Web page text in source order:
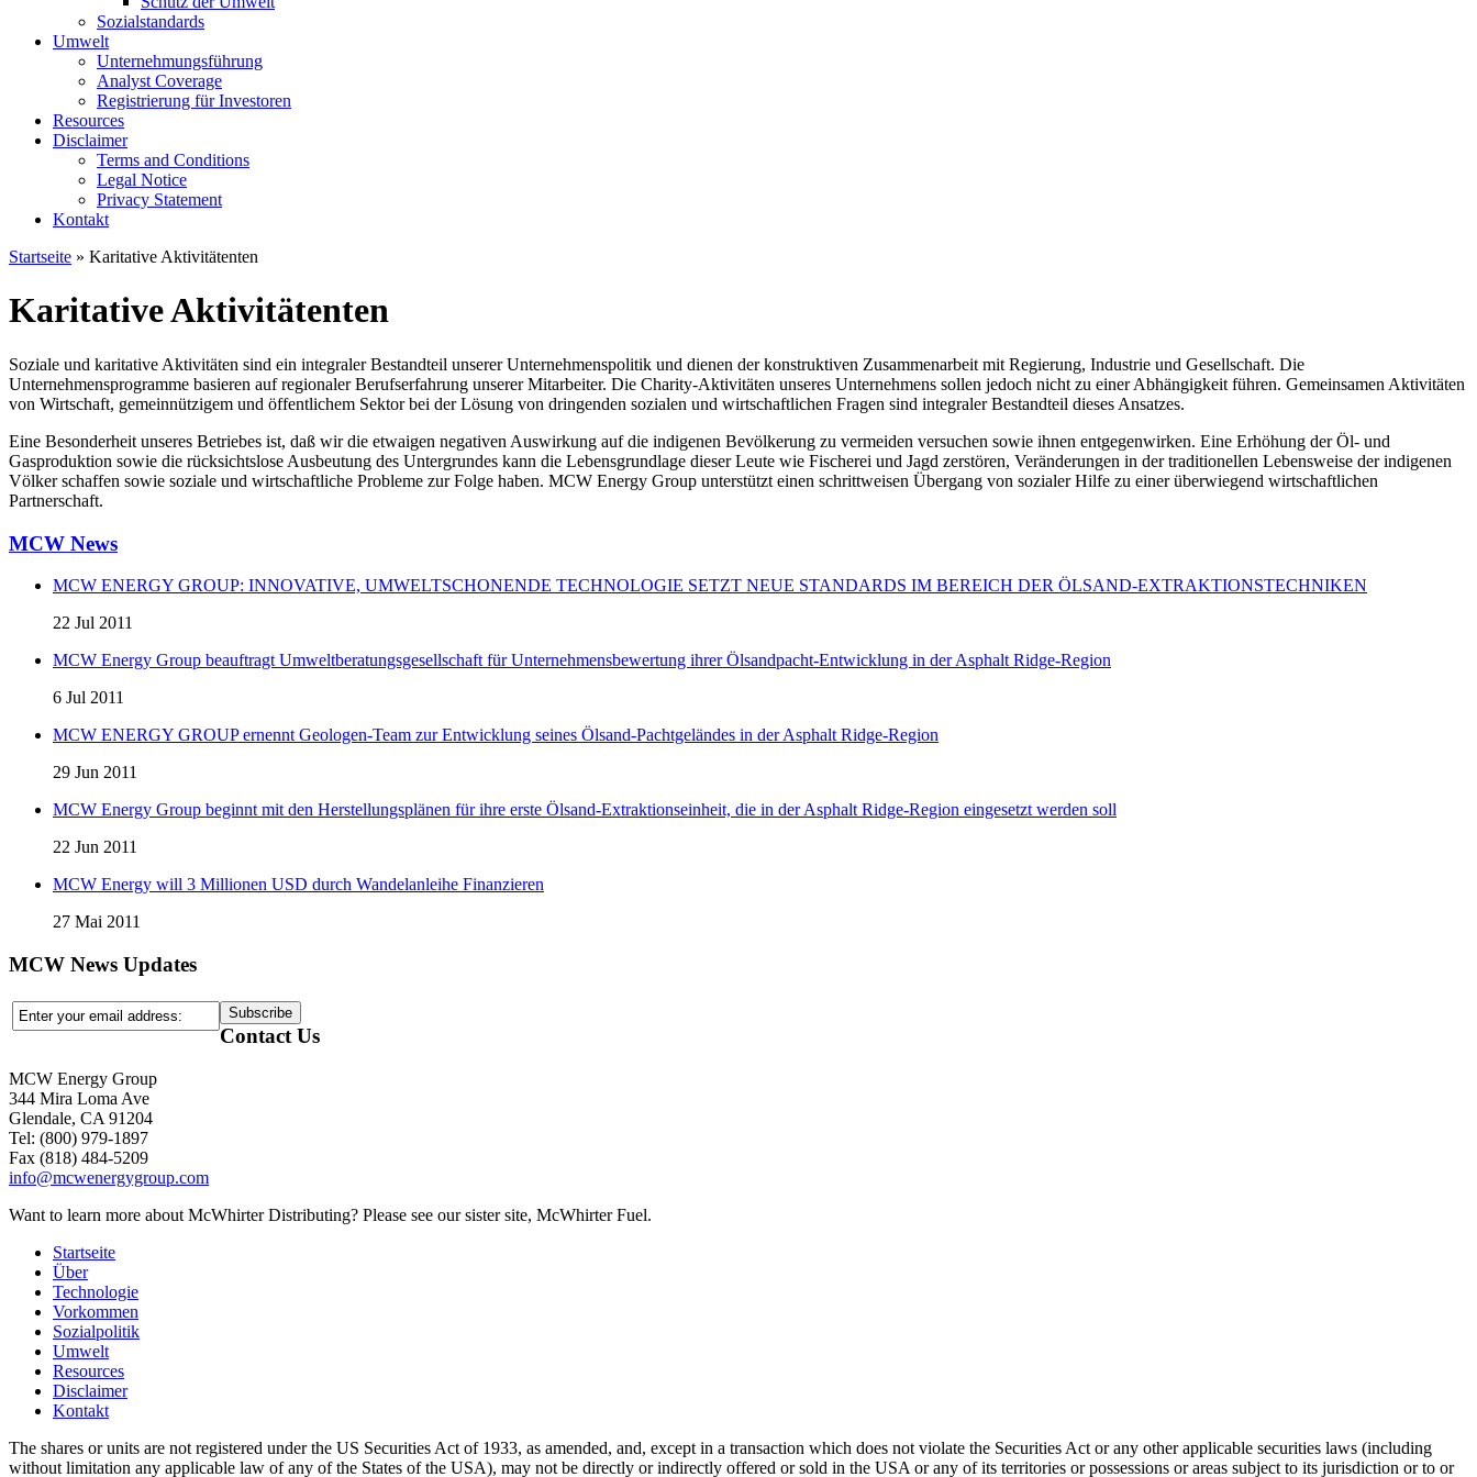
Sozialstandards
Umwelt
Unternehmungsführung
Analyst Coverage
Registrierung für Investoren
Resources
Disclaimer
Terms and Conditions
Legal Notice
Privacy Statement
Kontakt
Startseite » Karitative Aktivitätenten
Karitative Aktivitätenten
Soziale und karitative Aktivitäten sind ein integraler Bestandteil unserer Unternehmenspolitik und dienen der konstruktiven Zusammenarbeit mit Regierung, Industrie und Gesellschaft. Die
Unternehmensprogramme basieren auf regionaler Berufserfahrung unserer Mitarbeiter. Die Charity-Aktivitäten unseres Unternehmens sollen jedoch nicht zu einer Abhängigkeit führen. Gemeinsamen Aktivitäten
von Wirtschaft, gemeinnützigem und öffentlichem Sektor bei der Lösung von dringenden sozialen und wirtschaftlichen Fragen sind integraler Bestandteil dieses Ansatzes.
Eine Besonderheit unseres Betriebes ist, daß wir die etwaigen negativen Auswirkung auf die indigenen Bevölkerung zu vermeiden versuchen sowie ihnen entgegenwirken. Eine Erhöhung der Öl- und
Gasproduktion sowie die rücksichtslose Ausbeutung des Untergrundes kann die Lebensgrundlage dieser Leute wie Fischerei und Jagd zerstören, Veränderungen in der traditionellen Lebensweise der indigenen
Völker schaffen sowie soziale und wirtschaftliche Probleme zur Folge haben. MCW Energy Group unterstützt einen schrittweisen Übergang von sozialer Hilfe zu einer überwiegend wirtschaftlichen
Partnerschaft.
MCW News
MCW ENERGY GROUP: INNOVATIVE, UMWELTSCHONENDE TECHNOLOGIE SETZT NEUE STANDARDS IM BEREICH DER ÖLSAND-EXTRAKTIONSTECHNIKEN
22 Jul 2011
MCW Energy Group beauftragt Umweltberatungsgesellschaft für Unternehmensbewertung ihrer Ölsandpacht-Entwicklung in der Asphalt Ridge-Region
6 Jul 2011
MCW ENERGY GROUP ernennt Geologen-Team zur Entwicklung seines Ölsand-Pachtgeländes in der Asphalt Ridge-Region
29 Jun 2011
MCW Energy Group beginnt mit den Herstellungsplänen für ihre erste Ölsand-Extraktionseinheit, die in der Asphalt Ridge-Region eingesetzt werden soll
22 Jun 2011
MCW Energy will 3 Millionen USD durch Wandelanleihe Finanzieren
27 Mai 2011
MCW News Updates
Contact Us
MCW Energy Group
344 Mira Loma Ave
Glendale, CA 91204
Tel: (800) 979-1897
Fax (818) 484-5209
info@mcwenergygroup.com
Want to learn more about McWhirter Distributing? Please see our sister site, McWhirter Fuel.
Startseite
Über
Technologie
Vorkommen
Sozialpolitik
Umwelt
Resources
Disclaimer
Kontakt
The shares or units are not registered under the US Securities Act of 1933, as amended, and, except in a transaction which does not violate the Securities Act or any other applicable securities laws (including
without limitation any applicable law of any of the States of the USA), may not be directly or indirectly offered or sold in the USA or any of its territories or possessions or areas subject to its jurisdiction or to or